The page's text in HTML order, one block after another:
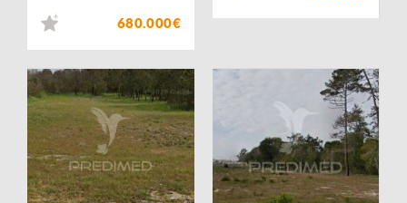
680.000€